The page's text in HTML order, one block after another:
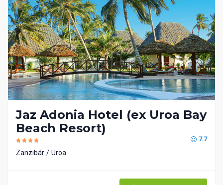
Jaz Adonia Hotel (ex Uroa Bay
Beach Resort)
7.7
Zanzibár Uroa